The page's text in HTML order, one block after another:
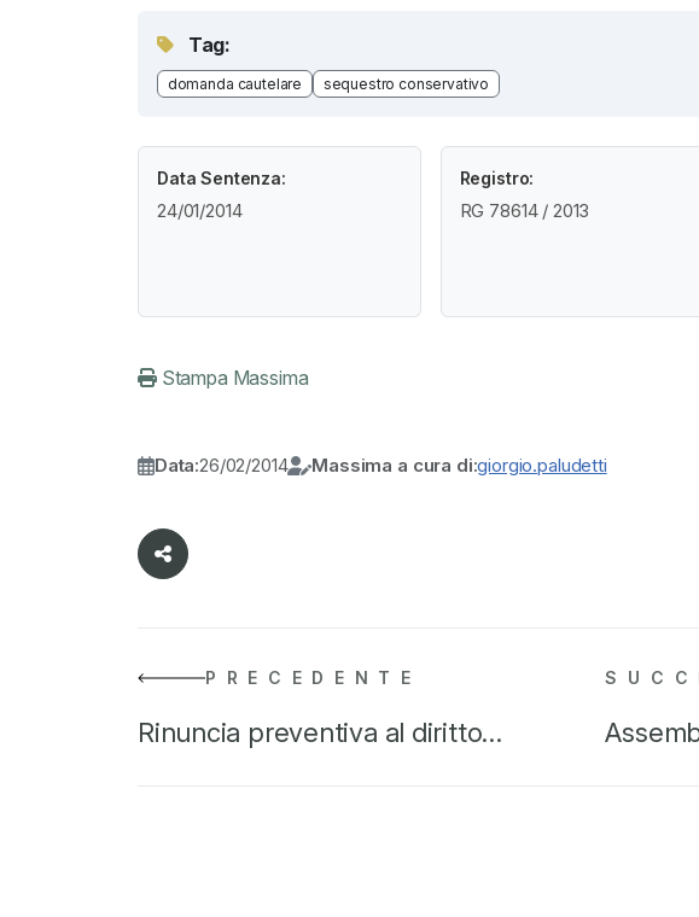
Tag:
domanda cautelare sequestro conservativo
Data Sentenza:
24/01/2014
Registro:
RG 78614 / 2013
Stampa Massima
Data:26/02/2014 Massima a cura di:giorgio.paludetti
PRECEDENTE
Rinuncia preventiva al diritto…